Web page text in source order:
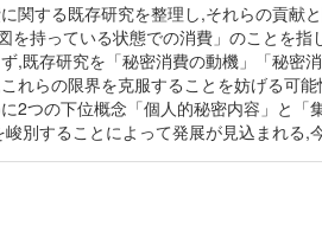
関する既存研究を整理し,それらの貢献
を持っている状態での消費」のことを
,既存研究を「秘密消費の動機」「秘密
れらの限界を克服することを妨げる可
2つの下位概念「個人的秘密内容」と
別することによって発展が見込まれる,